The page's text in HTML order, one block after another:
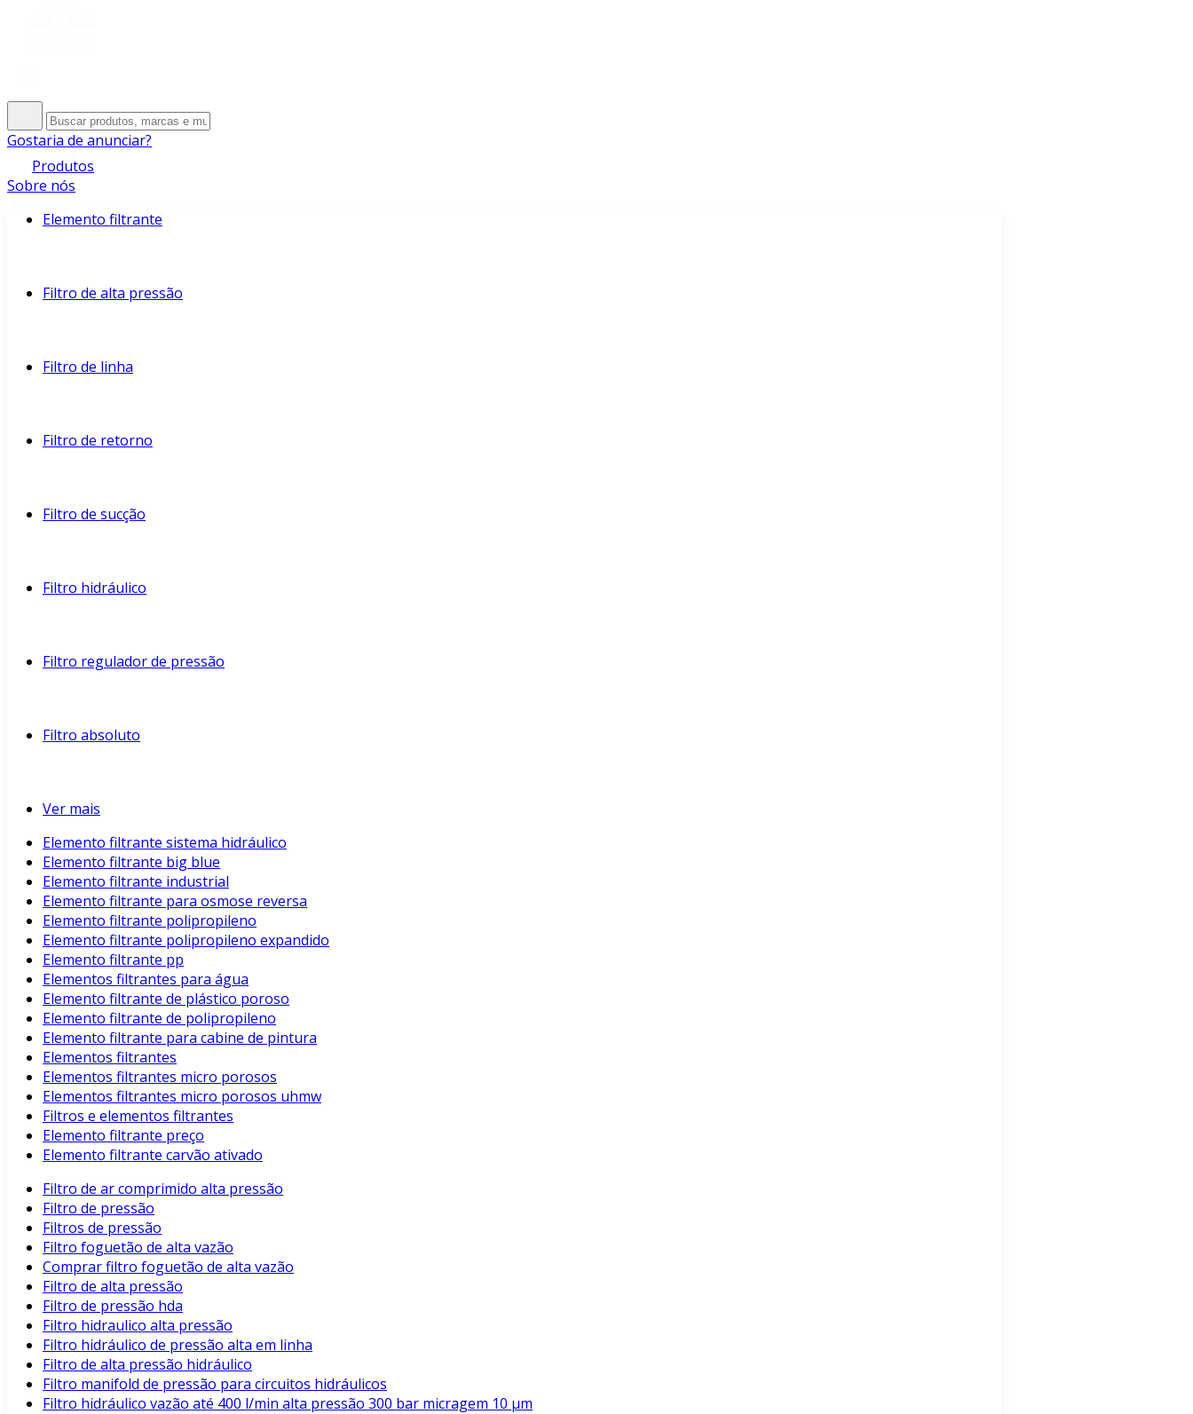
Gostaria de anunciar?
Produtos
Sobre nós
Elemento filtrante
Filtro de alta pressão
Filtro de linha
Filtro de retorno
Filtro de sucção
Filtro hidráulico
Filtro regulador de pressão
Filtro absoluto
Ver mais
Elemento filtrante sistema hidráulico
Elemento filtrante big blue
Elemento filtrante industrial
Elemento filtrante para osmose reversa
Elemento filtrante polipropileno
Elemento filtrante polipropileno expandido
Elemento filtrante pp
Elementos filtrantes para água
Elemento filtrante de plástico poroso
Elemento filtrante de polipropileno
Elemento filtrante para cabine de pintura
Elementos filtrantes
Elementos filtrantes micro porosos
Elementos filtrantes micro porosos uhmw
Filtros e elementos filtrantes
Elemento filtrante preço
Elemento filtrante carvão ativado
Filtro de ar comprimido alta pressão
Filtro de pressão
Filtros de pressão
Filtro foguetão de alta vazão
Comprar filtro foguetão de alta vazão
Filtro de alta pressão
Filtro de pressão hda
Filtro hidraulico alta pressão
Filtro hidráulico de pressão alta em linha
Filtro de alta pressão hidráulico
Filtro manifold de pressão para circuitos hidráulicos
Filtro hidráulico vazão até 400 l/min alta pressão 300 bar micragem 10 μm